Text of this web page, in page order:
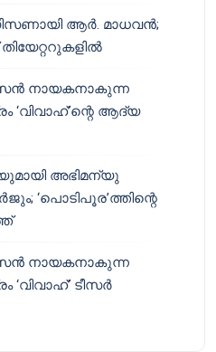
ആർ. മാധവൻ;
തിയേറ്ററുകളിൽ
നായകനാകുന്ന
‘വിവാഹ്’ന്റെ ആദ്യ
അഭിമന്യു
‘പൊടിപൂര’ത്തിന്റെ
നായകനാകുന്ന
‘വിവാഹ്’ ടീസർ